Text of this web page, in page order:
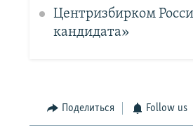
Центризбирком
кандидата»
Поделиться Follow us